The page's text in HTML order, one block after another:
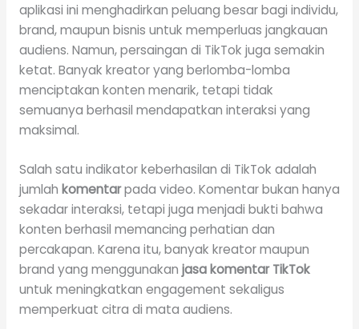
aplikasi ini menghadirkan peluang besar bagi individu,
brand, maupun bisnis untuk memperluas jangkauan
audiens. Namun, persaingan di TikTok juga semakin
ketat. Banyak kreator yang berlomba-lomba
menciptakan konten menarik, tetapi tidak
semuanya berhasil mendapatkan interaksi yang
maksimal.
Salah satu indikator keberhasilan di TikTok adalah
jumlah komentarpada video. Komentar bukan hanya
sekadar interaksi, tetapi juga menjadi bukti bahwa
konten berhasil memancing perhatian dan
percakapan. Karena itu, banyak kreator maupun
brand yang menggunakan jasa komentar TikTok
untuk meningkatkan engagement sekaligus
memperkuat citra di mata audiens.